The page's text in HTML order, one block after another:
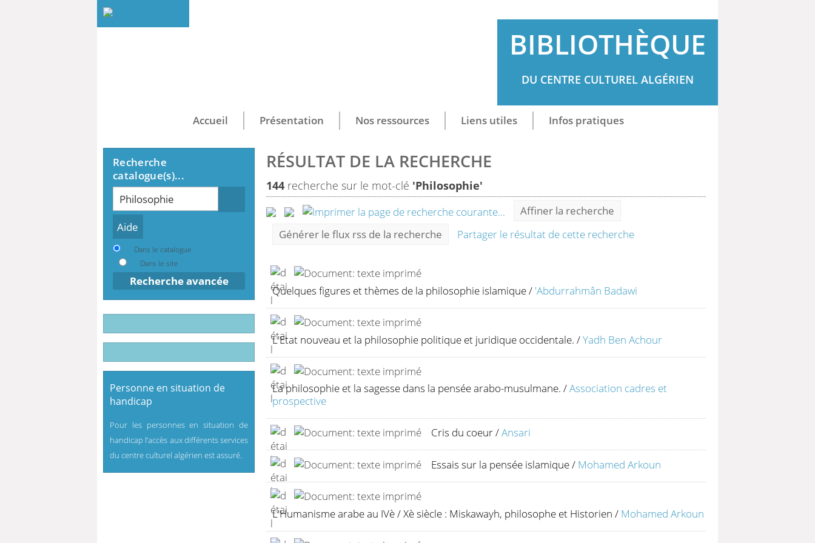
BIBLIOTHÈQUE
DU CENTRE CULTUREL ALGÉRIEN
Accueil Présentation Nos ressources Liens utiles Infos pratiques
RÉSULTAT DE LA RECHERCHE
144 recherche sur le mot-clé 'Philosophie'
Affiner la recherche
Générer le flux rss de la recherche
Partager le résultat de cette recherche
Quelques figures et thèmes de la philosophie islamique/ 'Abdurrahmân Badawi
L'Etat nouveau et la philosophie politique et juridique occidentale. /Yadh Ben Achour
La philosophie et la sagesse dans la pensée arabo-musulmane. /Association cadres et
prospective
Cris du coeur/Ansari
Essais sur la pensée islamique/ Mohamed Arkoun
L'Humanisme arabe au IVè / Xè siècle : Miskawayh, philosophe et Historien / Mohamed Arkoun
Recherche
catalogue(s)...
Recherche
Dans le catalogue
Dans le site
Recherche avancée
Personne en situation de
handicap
Pour les personnes en situation de
handicap l’accès aux différents services
du centre culturel algérien est assuré.